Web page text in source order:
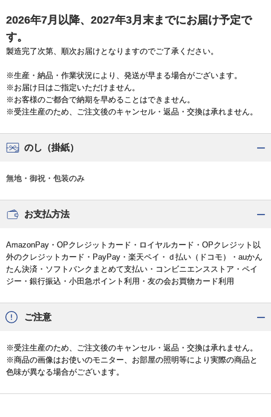
2026年7月以降、2027年3月末までにお届け予定で
す。
製造完了次第、順次お届けとなりますのでご了承ください。
※生産・納品・作業状況により、発送が早まる場合がございます。
※お届け日はご指定いただけません。
※お客様のご都合で納期を早めることはできません。
※受注生産のため、ご注文後のキャンセル・返品・交換は承れません。
のし（掛紙）
無地・御祝・包装のみ
お支払方法
AmazonPay・OPクレジットカード・ロイヤルカード・OPクレジット以
外のクレジットカード・PayPay・楽天ペイ・ｄ払い（ドコモ）・auかん
たん決済・ソフトバンクまとめて支払い・コンビニエンスストア・ペイ
ジー・銀行振込・小田急ポイント利用・友の会お買物カード利用
ご注意
※受注生産のため、ご注文後のキャンセル・返品・交換は承れません。
※商品の画像はお使いのモニター、お部屋の照明等により実際の商品と
色味が異なる場合がございます。